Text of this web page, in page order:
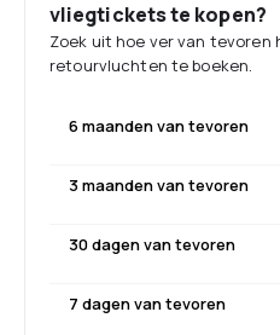
vliegtickets te kopen?
Zoek uit hoe ver van tevoren
retourvluchten te boeken.
6 maanden van tevoren
3 maanden van tevoren
30 dagen van tevoren
7 dagen van tevoren